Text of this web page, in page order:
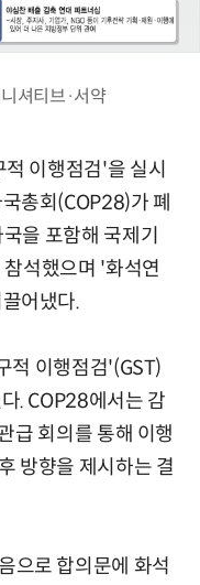
셔티브·서약
이행점검'을 실시
총회(COP28)가 폐
을 포함해 국제기
석했으며 '화석연
어냈다.
적 이행점검'(GST)
. COP28에서는 감
급 회의를 통해 이행
방향을 제시하는 결
으로 합의문에 화석